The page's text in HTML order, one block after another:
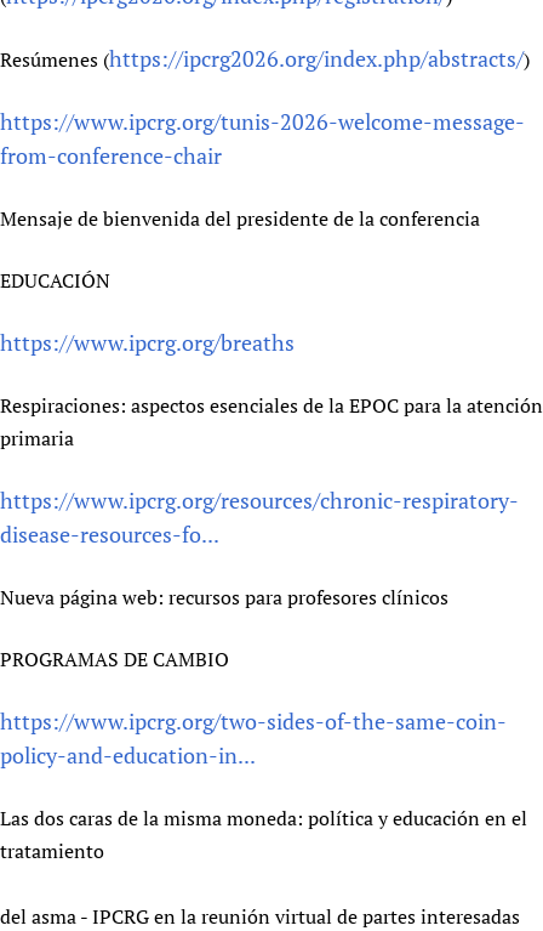
Resúmenes (https://ipcrg2026.org/index.php/abstracts/)
https://www.ipcrg.org/tunis-2026-welcome-message-
from-conference-chair
Mensaje de bienvenida del presidente de la conferencia
EDUCACIÓN
https://www.ipcrg.org/breaths
Respiraciones: aspectos esenciales de la EPOC para la atención
primaria
https://www.ipcrg.org/resources/chronic-respiratory-
disease-resources-fo...
Nueva página web: recursos para profesores clínicos
PROGRAMAS DE CAMBIO
https://www.ipcrg.org/two-sides-of-the-same-coin-
policy-and-education-in...
Las dos caras de la misma moneda: política y educación en el
tratamiento
del asma - IPCRG en la reunión virtual de partes interesadas